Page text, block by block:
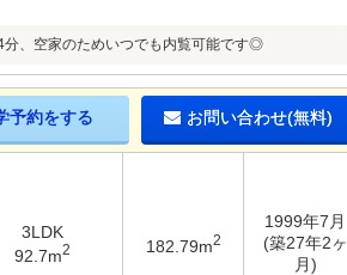
分、空家のためいつでも内覧可能です◎
予約をする お問い合わせ(無料)
3LDK
92.7m2 182.79m2
1999年7月
(築27年2ヶ
月)